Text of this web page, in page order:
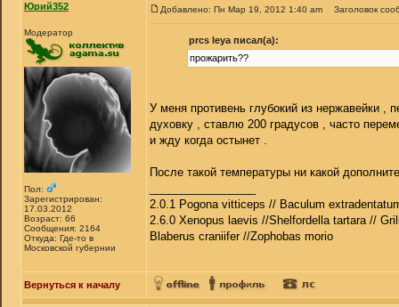
Юрий352
Модератор
Пол:
Зарегистрирован:
17.03.2012
Возраст: 66
Сообщения: 2164
Откуда: Где-то в
Московской губернии
Добавлено: Пн Мар 19, 2012 1:40 am Заголовок
prcs leya писал(а):
прожарить??
У меня противень глубокий из нержавейки
духовку , ставлю 200 градусов , часто
и жду когда остынет .
После такой температуры ни какой
2.0.1 Pogona vitticeps // Baculum
2.6.0 Xenopus laevis //Shelfordella tartara //
Blaberus craniifer //Zophobas morio
Вернуться к началу